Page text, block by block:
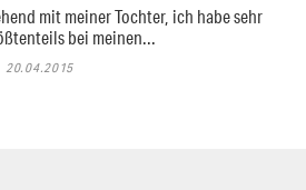
mit meiner Tochter, ich habe sehr
bei meinen...
20.04.2015